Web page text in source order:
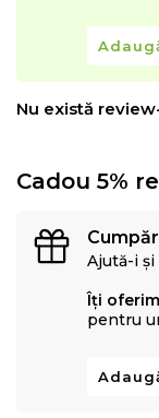
Nu există
Cadou 5%
Ajută-i și
Îți
pentru